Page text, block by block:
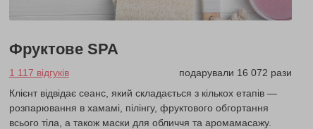
Фруктове SPA
1 117 відгуків
подарували 16 072 рази
Клієнт відвідає сеанс, який складається з кількох етапів —
розпарювання в хамамі, пілінгу, фруктового обгортання
всього тіла, а також маски для обличчя та аромамасажу.